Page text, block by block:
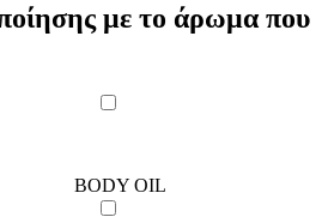
με το άρωμα που
BODY OIL